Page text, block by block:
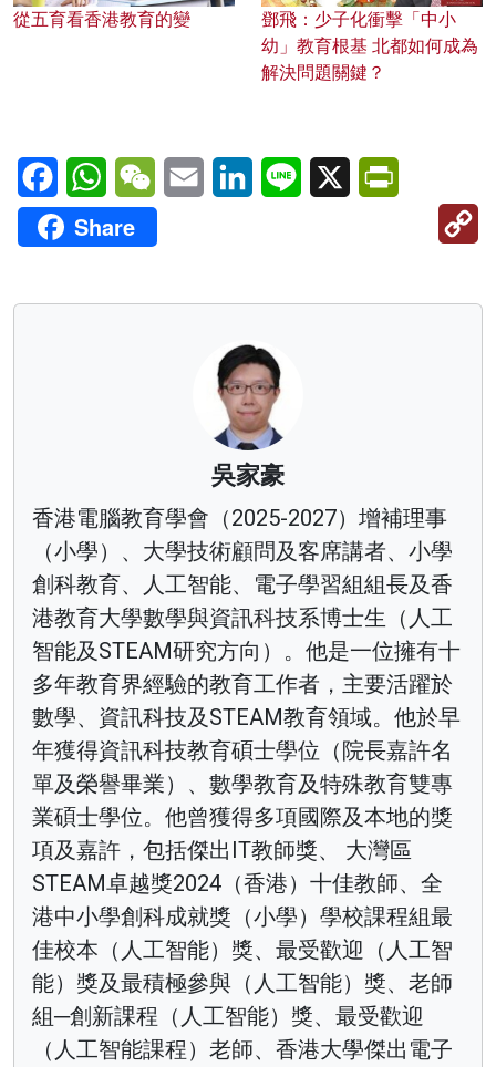
從五育看香港教育的變
鄧飛：少子化衝擊「中小
幼」教育根基 北都如何成為
解決問題關鍵？
FacebookWhatsAppWeChatEmail LinkedInLine X
Share
吳家豪
香港電腦教育學會（2025-2027）增補理事
（小學）、大學技術顧問及客席講者、小學
創科教育、人工智能、電子學習組組長及香
港教育大學數學與資訊科技系博士生（人工
智能及STEAM研究方向）。他是一位擁有十
多年教育界經驗的教育工作者，主要活躍於
數學、資訊科技及STEAM教育領域。他於早
年獲得資訊科技教育碩士學位（院長嘉許名
單及榮譽畢業）、數學教育及特殊教育雙專
業碩士學位。他曾獲得多項國際及本地的獎
項及嘉許，包括傑出IT教師獎、 大灣區
STEAM卓越獎2024（香港）十佳教師、全
港中小學創科成就獎（小學）學校課程組最
佳校本（人工智能）獎、最受歡迎（人工智
能）獎及最積極參與（人工智能）獎、老師
組─創新課程（人工智能）獎、最受歡迎
（人工智能課程）老師、香港大學傑出電子